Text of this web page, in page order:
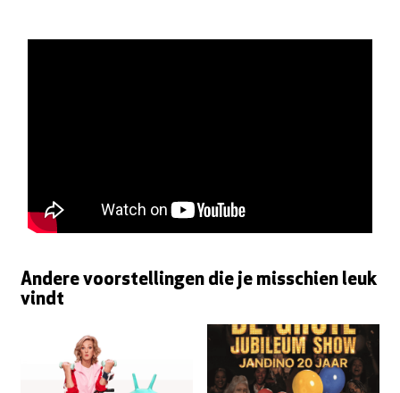
Andere voorstellingen die je misschien leuk
vindt